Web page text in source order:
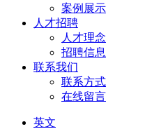
案例展示
人才招聘
人才理念
招聘信息
联系我们
联系方式
在线留言
英文